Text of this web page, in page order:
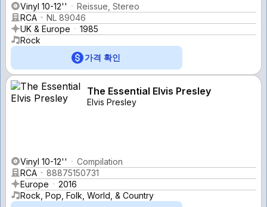
Vinyl 10-12''
Reissue, Stereo
RCA
NL 89046
UK & Europe
1985
Rock
가격 확인
The Essential Elvis Presley
Elvis Presley
Vinyl 10-12''
Compilation
RCA
88875150731
Europe
2016
Rock, Pop, Folk, World, & Country